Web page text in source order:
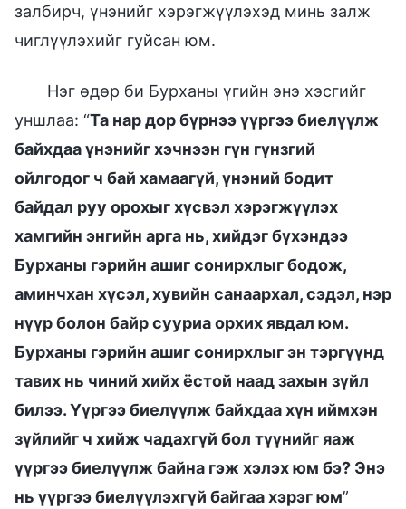
залбирч, үнэнийг хэрэгжүүлэхэд минь залж
чиглүүлэхийг гуйсан юм.
Нэг өдөр би Бурханы үгийн энэ хэсгийг
уншлаа: “Та нар дор бүрнээ үүргээ биелүүлж
байхдаа үнэнийг хэчнээн гүн гүнзгий
ойлгодог ч бай хамаагүй, үнэний бодит
байдал руу орохыг хүсвэл хэрэгжүүлэх
хамгийн энгийн арга нь, хийдэг бүхэндээ
Бурханы гэрийн ашиг сонирхлыг бодож,
аминчхан хүсэл, хувийн санаархал, сэдэл, нэр
нүүр болон байр сууриа орхих явдал юм.
Бурханы гэрийн ашиг сонирхлыг эн тэргүүнд
тавих нь чиний хийх ёстой наад захын зүйл
билээ. Үүргээ биелүүлж байхдаа хүн иймхэн
зүйлийг ч хийж чадахгүй бол түүнийг яаж
үүргээ биелүүлж байна гэж хэлэх юм бэ? Энэ
нь үүргээ биелүүлэхгүй байгаа хэрэг юм”